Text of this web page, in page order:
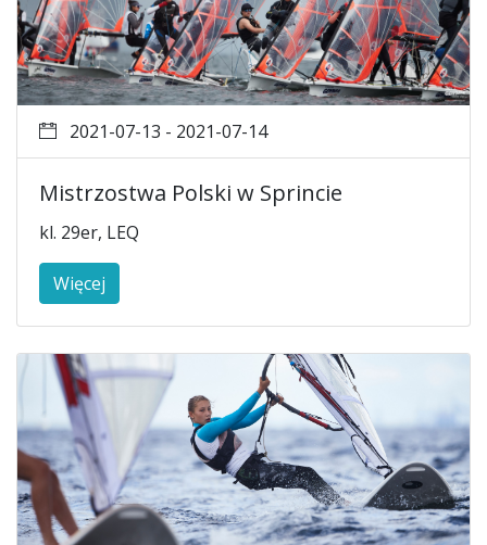
2021-07-13 - 2021-07-14
Mistrzostwa Polski w Sprincie
kl. 29er, LEQ
Więcej